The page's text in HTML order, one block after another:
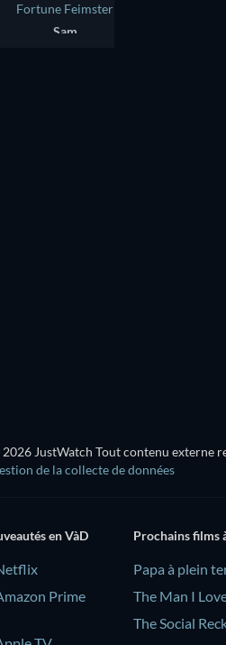
Fortune Feimster
Sam
JustWatch Tout contenu externe
de la collecte de données
en VàD
Prime
Prochains films
‎Papa à plein
The Man I
The Social